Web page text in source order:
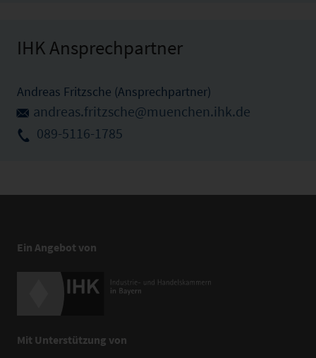
IHK Ansprechpartner
Andreas Fritzsche (Ansprechpartner)
andreas.fritzsche@muenchen.ihk.de
089-5116-1785
Ein Angebot von
Mit Unterstützung von